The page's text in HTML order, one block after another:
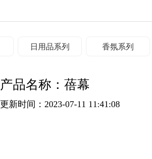
日用品系列 香氛系列
产品名称：蓓幕
更新时间：2023-07-11 11:41:08